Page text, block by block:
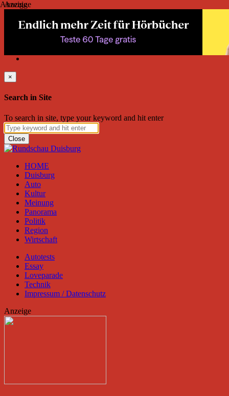
Mittwoch, August 05, 2026
Friend on Facebook Follow on Twitter
×
Search in Site
To search in site, type your keyword and hit enter
Close
HOME
Duisburg
Auto
Kultur
Meinung
Panorama
Politik
Region
Wirtschaft
Autotests
Essay
Loveparade
Technik
Impressum / Datenschutz
Anzeige
Anzeige
Anzeige